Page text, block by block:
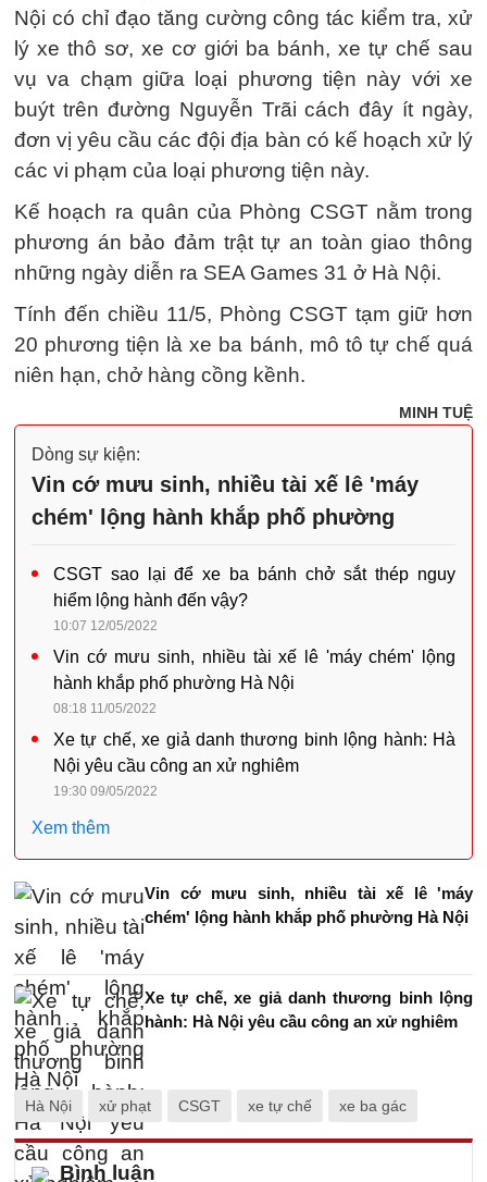
Nội có chỉ đạo tăng cường công tác kiểm tra, xử
lý xe thô sơ, xe cơ giới ba bánh, xe tự chế sau
vụ va chạm giữa loại phương tiện này với xe
buýt trên đường Nguyễn Trãi cách đây ít ngày,
đơn vị yêu cầu các đội địa bàn có kế hoạch xử lý
các vi phạm của loại phương tiện này.
Kế hoạch ra quân của Phòng CSGT nằm trong
phương án bảo đảm trật tự an toàn giao thông
những ngày diễn ra SEA Games 31 ở Hà Nội.
Tính đến chiều 11/5, Phòng CSGT tạm giữ hơn
20 phương tiện là xe ba bánh, mô tô tự chế quá
niên hạn, chở hàng cồng kềnh.
MINH TUỆ
Dòng sự kiện:
Vin cớ mưu sinh, nhiều tài xế lê 'máy
chém' lộng hành khắp phố phường
CSGT sao lại để xe ba bánh chở sắt thép nguy
hiểm lộng hành đến vậy?
10:07 12/05/2022
Vin cớ mưu sinh, nhiều tài xế lê 'máy chém' lộng
hành khắp phố phường Hà Nội
08:18 11/05/2022
Xe tự chế, xe giả danh thương binh lộng hành: Hà
Nội yêu cầu công an xử nghiêm
19:30 09/05/2022
Xem thêm
Vin cớ mưu sinh, nhiều tài xế lê 'máy
chém' lộng hành khắp phố phường Hà Nội
Xe tự chế, xe giả danh thương binh lộng
hành: Hà Nội yêu cầu công an xử nghiêm
Hà Nội xử phạt CSGT xe tự chế xe ba gác
Bình luận